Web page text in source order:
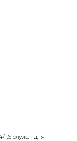
служат для